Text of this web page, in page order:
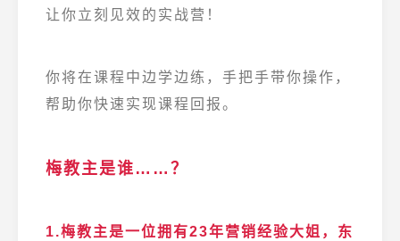
让你立刻见效的实战营！
你将在课程中边学边练，手把手带你操作，
帮助你快速实现课程回报。
梅教主是谁……？
1.梅教主是一位拥有23年营销经验大姐，东